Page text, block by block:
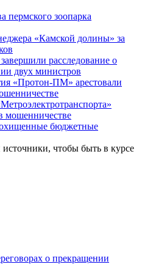
пермского зоопарка
«Камской долины» за
расследование о
двух министров
«Протон-ПМ» арестовали
мошенничестве
бюджетные
чтобы быть в курсе
о прекращении